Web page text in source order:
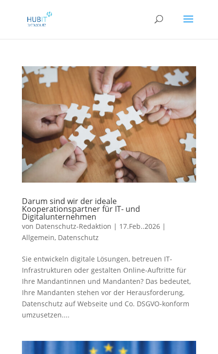
Darum sind wir der ideale
Kooperationspartner für IT- und
Digitalunternehmen
von Datenschutz-Redaktion | 17.Feb..2026|
Allgemein, Datenschutz
Sie entwickeln digitale Lösungen, betreuen IT-
Infrastrukturen oder gestalten Online-Auftritte für
Ihre Mandantinnen und Mandanten? Das bedeutet,
Ihre Mandanten stehen vor der Herausforderung,
Datenschutz auf Webseite und Co. DSGVO-konform
umzusetzen....